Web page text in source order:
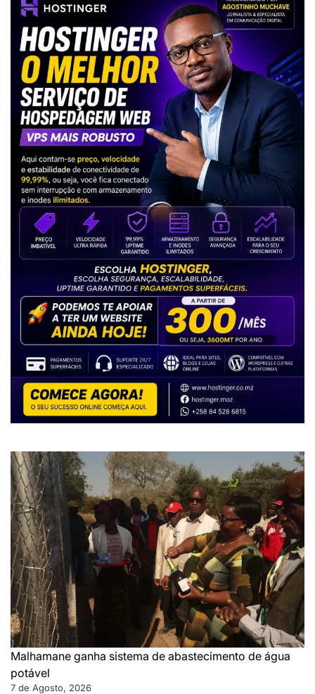
Malhamane ganha sistema de abastecimento de água
potável
7 de Agosto, 2026